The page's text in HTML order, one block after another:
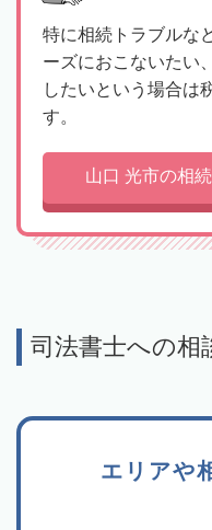
特に相続トラブルな
ーズにおこないたい
したいという場合は
す。
山口 光市の相
司法書士への相
エリアや